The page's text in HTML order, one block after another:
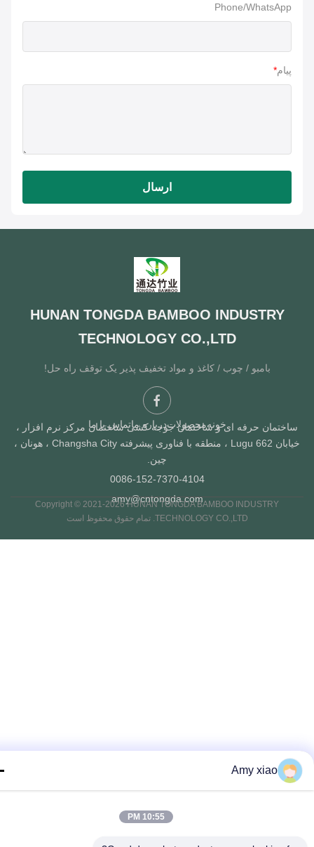
Phone/WhatsApp
ارسال
HUNAN TONGDA BAMBOO INDUSTRY
TECHNOLOGY CO.,LTD
بامبو / چوب / کاغذ و مواد تخفیف پذیر یک توقف راه حل!
خونهمحصولاتدرباره ماتماس با ما
حرفه ای و ساختمان جوجه کشی ساختمان مرکز نرم افزار ،
خیابان Lugu 662 ، منطقه با فناوری پیشرفته Changsha City ، هونان ،
0086-152-7370-4104
amy@cntongda.com
Copyright © 2021-2026 HUNAN TONGDA BAMBOO INDUSTRY
TECHNOLOGY CO.,LTD. تمام حقوق محفوظ است
Amy xiao
10:55 PM